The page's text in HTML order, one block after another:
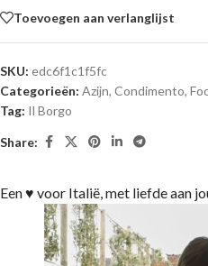
Toevoegen aan verlanglijst
SKU: edc6f1c1f5fc
Categorieën: Azijn, Condimento,
Tag: Il Borgo
Share:
Een ♥ voor Italië, met liefde aan